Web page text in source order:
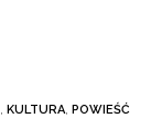
KULTURA POWIEŚĆ